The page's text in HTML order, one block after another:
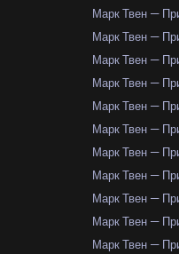
Марк Твен —
Марк Твен —
Марк Твен —
Марк Твен —
Марк Твен —
Марк Твен —
Марк Твен —
Марк Твен —
Марк Твен —
Марк Твен —
Марк Твен —